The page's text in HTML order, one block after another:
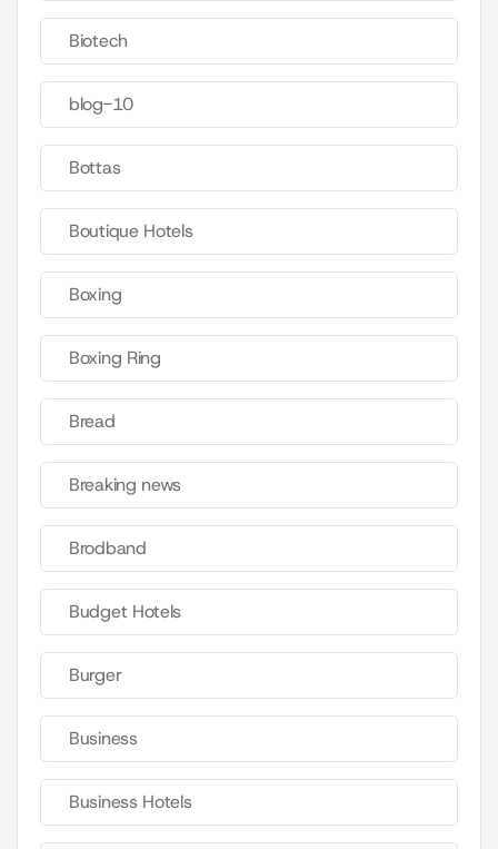
Biotech
blog-10
Bottas
Boutique Hotels
Boxing
Boxing Ring
Bread
Breaking news
Brodband
Budget Hotels
Burger
Business
Business Hotels